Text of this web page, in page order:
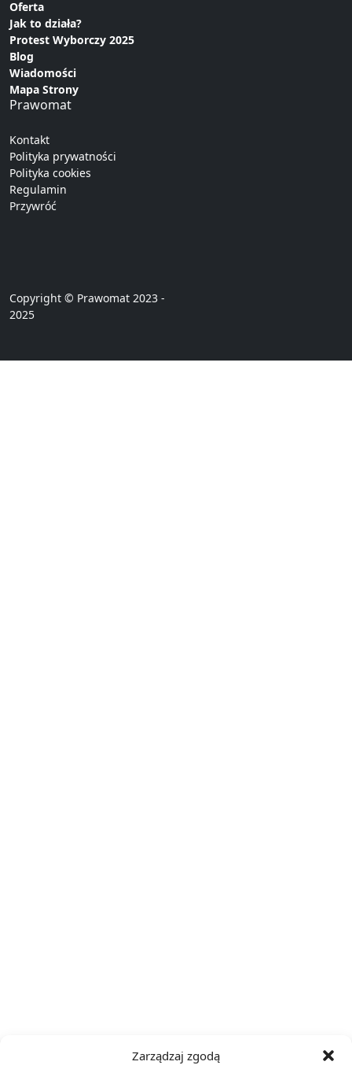
Zarządzaj zgodą
Oferta
Jak to działa?
Protest Wyborczy 2025
Blog
Wiadomości
Mapa Strony
Prawomat
Kontakt
Polityka prywatności
Polityka cookies
Regulamin
Przywróć
Copyright © Prawomat 2023 -
2025